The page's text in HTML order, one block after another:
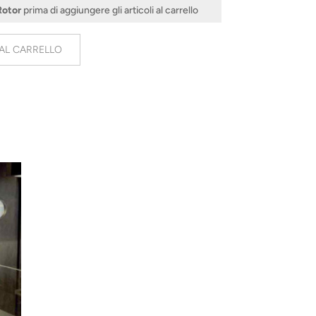
prima di aggiungere gli articoli al carrello
CARRELLO